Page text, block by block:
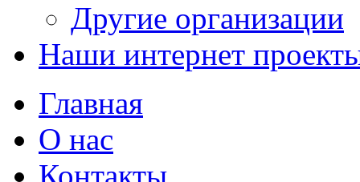
Другие организации
Наши интернет
Главная
О нас